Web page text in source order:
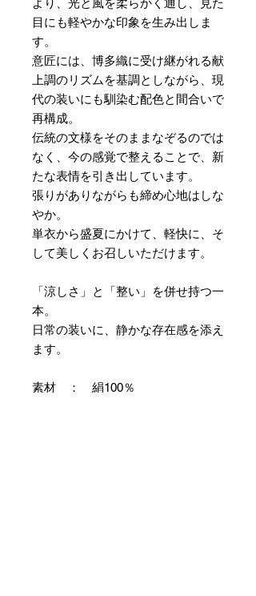
目にも軽やかな印象を生み出しま
す。
意匠には、博多織に受け継がれる献
上調のリズムを基調としながら、現
代の装いにも馴染む配色と間合いで
再構成。
伝統の文様をそのままなぞるのでは
なく、今の感覚で整えることで、新
たな表情を引き出しています。
張りがありながらも締め心地はしな
やか。
単衣から盛夏にかけて、軽快に、そ
して美しくお召しいただけます。
「涼しさ」と「整い」を併せ持つ一
本。
日常の装いに、静かな存在感を添え
ます。
素材 ： 絹100％